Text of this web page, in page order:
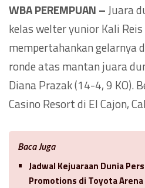
WBA PEREMPUAN – Juara
kelas welter yunior Kali
mempertahankan gelarnya
ronde atas mantan juara
Diana Prazak (14-4, 9 KO).
Casino Resort di El Cajon,
Baca Juga
Jadwal Kejuaraan Dunia
Promotions di Toyota Arena